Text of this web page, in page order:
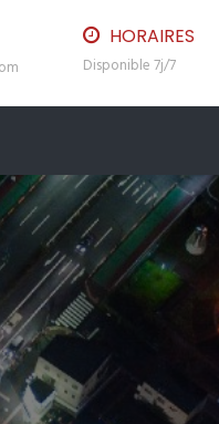
HORAIRES
Disponible 7j/7